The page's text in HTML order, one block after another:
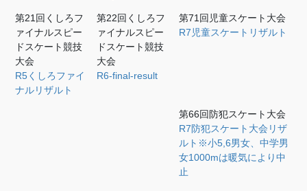
第21回くしろフ
ァイナルスピー
ドスケート競技
大会
R5くしろファイ
ナルリザルト
第22回くしろフ
ァイナルスピー
ドスケート競技
大会
R6-final-result
第71回児童スケート大会
R7児童スケートリザルト
第66回防犯スケート大会
R7防犯スケート大会リザ
ルト※小5,6男女、中学男
女1000mは暖気により中
止